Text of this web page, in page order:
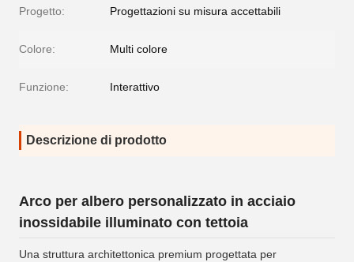
Progetto: Progettazioni su misura accettabili
Colore: Multi colore
Funzione: Interattivo
Descrizione di prodotto
Arco per albero personalizzato in acciaio
inossidabile illuminato con tettoia
Una struttura architettonica premium progettata per